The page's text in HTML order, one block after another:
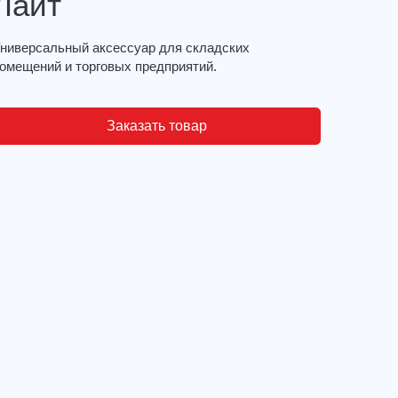
аксессуар для складских
и торговых предприятий.
Заказать товар